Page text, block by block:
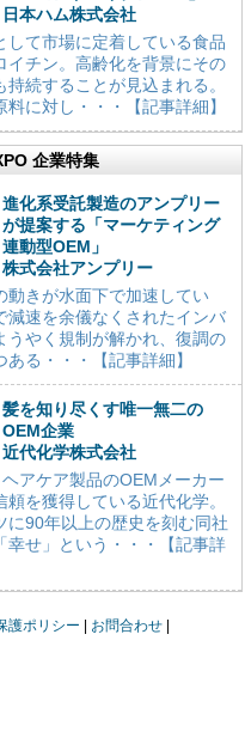
日本ハム株式会社
して市場に定着している食品
イチン。高齢化を背景にその
持続することが見込まれる。
料に対し・・・【記事詳細】
企業特集
進化系受託製造のアンプリー
が提案する「マーケティング
連動型OEM」
株式会社アンプリー
動きが水面下で加速してい
減速を余儀なくされたインバ
うやく規制が解かれ、復調の
る・・・【記事詳細】
髪を知り尽くす唯一無二の
OEM企業
近代化学株式会社
ヘアケア製品のOEMメーカー
頼を獲得している近代化学。
に90年以上の歴史を刻む同社
幸せ」という・・・【記事詳
護ポリシー
お問合わせ